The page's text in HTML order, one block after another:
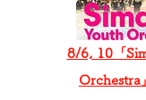
8/6, 10「
Orchestra